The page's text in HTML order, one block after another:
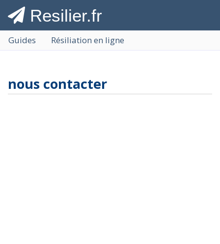
Resilier.fr
Guides Résiliation en ligne
nous contacter